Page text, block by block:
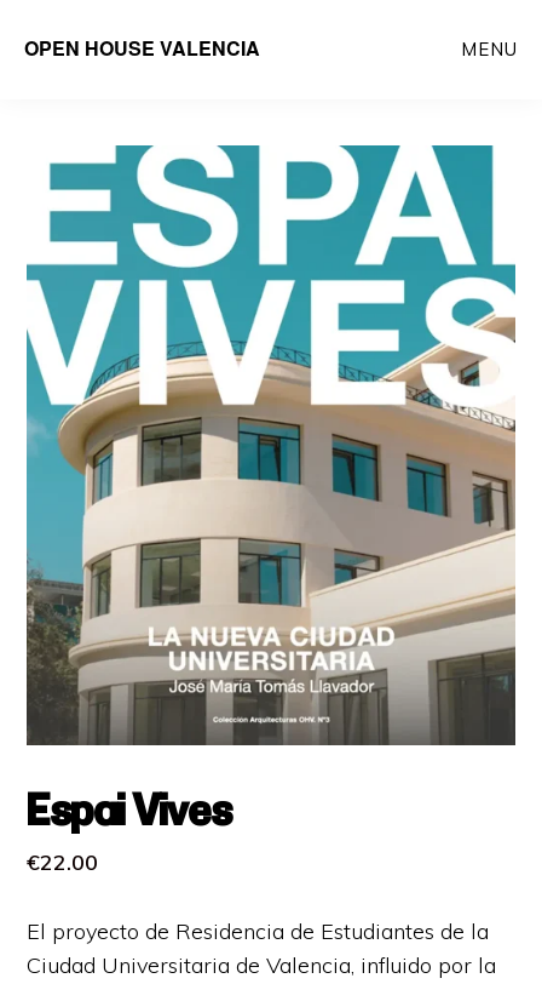
OPEN HOUSE VALENCIA MENU
Espai Vives
€22.00
El proyecto de Residencia de Estudiantes de la
Ciudad Universitaria de Valencia, influido por la